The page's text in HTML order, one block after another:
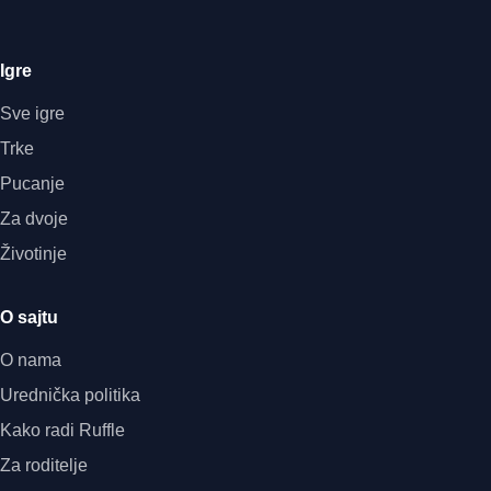
Igre
Sve igre
Trke
Pucanje
Za dvoje
Životinje
O sajtu
O nama
Urednička politika
Kako radi Ruffle
Za roditelje